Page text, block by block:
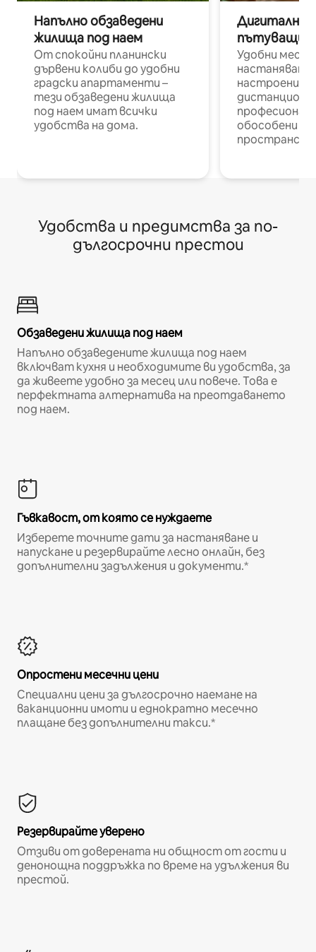
Напълно обзаведени
жилища под наем
От спокойни планински
дървени колиби до удобни
градски апартаменти –
тези обзаведени жилища
под наем имат всички
удобства на дома.
Дигитални
пътуващи
Удобни
настаняване
настроени и
обособени
Удобства и предимства за по-
дългосрочни престои
Обзаведени жилища под наем
Напълно обзаведените жилища под наем
включват кухня и необходимите ви удобства, за
да живеете удобно за месец или повече. Това е
перфектната алтернатива на преотдаването
под наем.
Гъвкавост, от която се нуждаете
Изберете точните дати за настаняване и
напускане и резервирайте лесно онлайн, без
допълнителни задължения и документи.*
Опростени месечни цени
Специални цени за дългосрочно наемане на
ваканционни имоти и еднократно месечно
плащане без допълнителни такси.*
Резервирайте уверено
Отзиви от доверената ни общност от гости и
денонощна поддръжка по време на удължения ви
престой.